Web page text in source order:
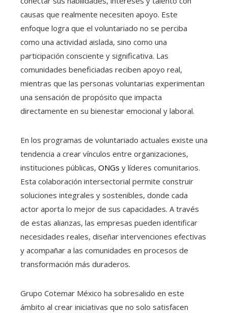
causas que realmente necesiten apoyo. Este
enfoque logra que el voluntariado no se perciba
como una actividad aislada, sino como una
participación consciente y significativa. Las
comunidades beneficiadas reciben apoyo real,
mientras que las personas voluntarias experimentan
una sensación de propósito que impacta
directamente en su bienestar emocional y laboral.
En los programas de voluntariado actuales existe una
tendencia a crear vínculos entre organizaciones,
instituciones públicas, ONGs y líderes comunitarios.
Esta colaboración intersectorial permite construir
soluciones integrales y sostenibles, donde cada
actor aporta lo mejor de sus capacidades. A través
de estas alianzas, las empresas pueden identificar
necesidades reales, diseñar intervenciones efectivas
y acompañar a las comunidades en procesos de
transformación más duraderos.
Grupo Cotemar México ha sobresalido en este
ámbito al crear iniciativas que no solo satisfacen